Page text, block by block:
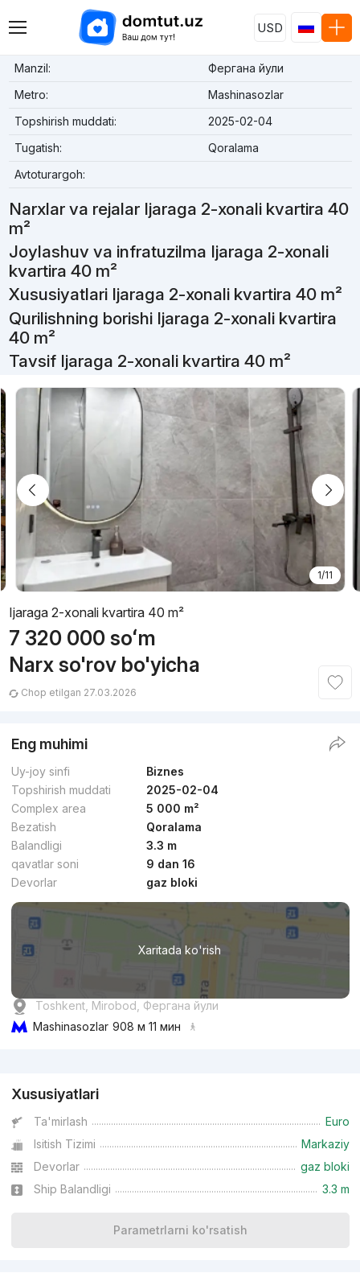
USD
Manzil:
Фергана йули
Metro:
Mashinasozlar
Topshirish muddati:
2025-02-04
Tugatish:
Qoralama
Avtoturargoh:
Narxlar va rejalar Ijaraga 2-xonali kvartira 40
m²
Joylashuv va infratuzilma Ijaraga 2-xonali
kvartira 40 m²
Xususiyatlari Ijaraga 2-xonali kvartira 40 m²
Qurilishning borishi Ijaraga 2-xonali kvartira
40 m²
Tavsif Ijaraga 2-xonali kvartira 40 m²
1/11
Ijaraga 2-xonali kvartira 40 m²
7 320 000 soʻm
Narx so'rov bo'yicha
Chop etilgan 27.03.2026
Eng muhimi
Uy-joy sinfi
Biznes
Topshirish muddati
2025-02-04
Complex area
5 000 m²
Bezatish
Qoralama
Balandligi
3.3 m
qavatlar soni
9 dan 16
Devorlar
gaz bloki
Xaritada ko'rish
Toshkent, Mirobod, Фергана йули
Mashinasozlar 908 м 11 мин
Xususiyatlari
Ta'mirlash
Euro
Isitish Tizimi
Markaziy
Devorlar
gaz bloki
Ship Balandligi
3.3 m
Parametrlarni ko'rsatish